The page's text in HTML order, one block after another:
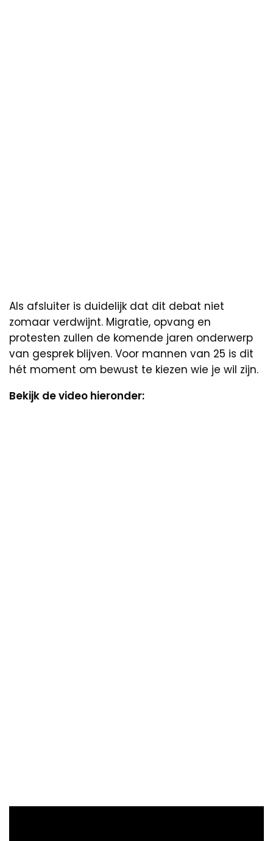
Als afsluiter is duidelijk dat dit debat niet
zomaar verdwijnt. Migratie, opvang en
protesten zullen de komende jaren onderwerp
van gesprek blijven. Voor mannen van 25 is dit
hét moment om bewust te kiezen wie je wil zijn.
Bekijk de video hieronder: